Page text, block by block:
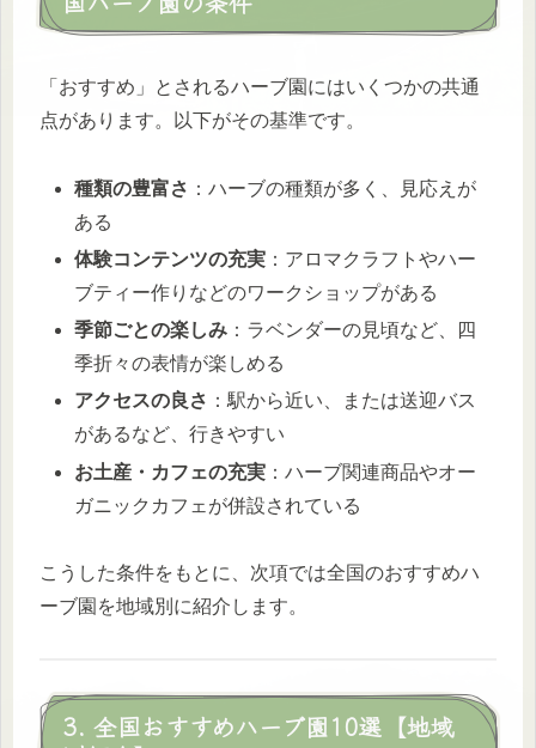
「おすすめ」とされるハーブ園にはいくつかの共通
点があります。以下がその基準です。
種類の豊富さ ：ハーブの種類が多く、見応えが
ある
体験コンテンツの充実 ：アロマクラフトやハー
ブティー作りなどのワークショップがある
季節ごとの楽しみ ：ラベンダーの見頃など、四
季折々の表情が楽しめる
アクセスの良さ ：駅から近い、または送迎バス
があるなど、行きやすい
お土産・カフェの充実 ：ハーブ関連商品やオー
ガニックカフェが併設されている
こうした条件をもとに、次項では全国のおすすめハ
ーブ園を地域別に紹介します。
3. 全国おすすめハーブ園10選【地域